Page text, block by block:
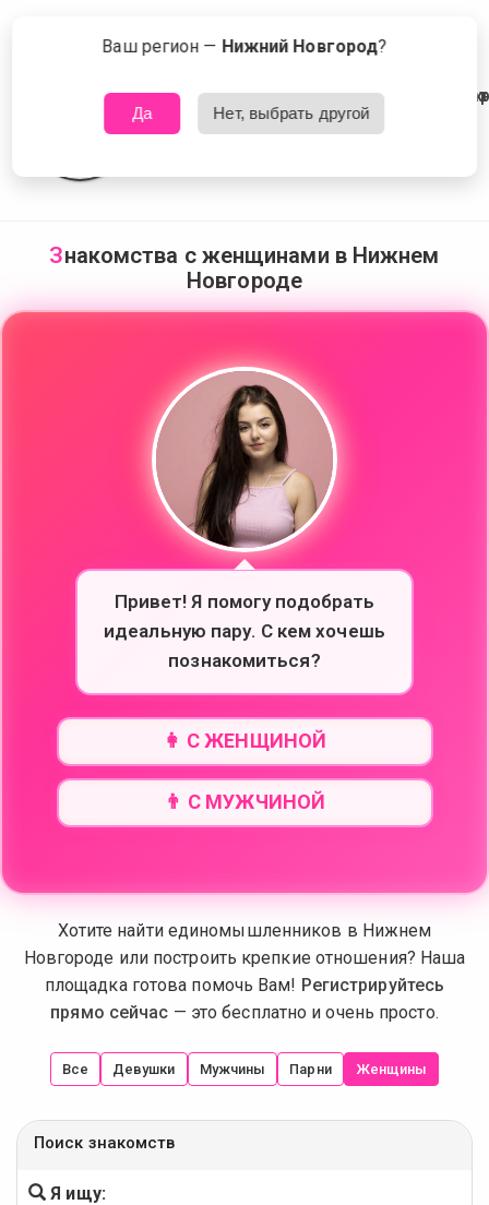
Сейчас знакомятся в Нижнем Новгороде Что это?
Знакомства с женщинами в Нижнем
Новгороде
💘
🖤
💜
Привет! Я помогу подобрать
идеальную пару. С кем хочешь
познакомиться?
👩 С ЖЕНЩИНОЙ
👨 С МУЖЧИНОЙ
Хотите найти единомышленников в Нижнем
Новгороде или построить крепкие отношения? Наша
площадка готова помочь Вам! Регистрируйтесь
прямо сейчас — это бесплатно и очень просто.
Все Девушки Мужчины Парни Женщины
Поиск знакомств
Я ищу:
Ваш регион — Нижний Новгород?
Да Нет, выбрать другой